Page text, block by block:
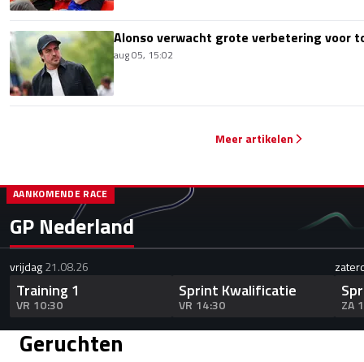
Alonso verwacht grote verbetering voor
aug 05, 15:02
Meer artikelen
GP Nederland
AANKOMENDE RACE
vrijdag21.08.26
Training 1
VR 10:30
Sprint Kwalificatie
VR 14:30 ZA
Geruchten